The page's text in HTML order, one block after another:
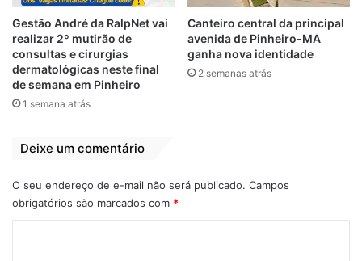
responderam.
Brandão, Edivaldo e Roberto Rocha estão
empatados tecnicamente na segunda
colocação, bem distante do líder. Vale
lembrar que esta pesquisa já não conta
reiteradamente afirma que não pretende ser
Rejeição
Gestão André da RalpNet vai
realizar 2º mutirão de
consultas e cirurgias
dermatológicas neste final
de semana em Pinheiro
1 semana atrás
Canteiro central da principal
avenida de Pinheiro-MA
ganha nova identidade
2 semanas atrás
Deixe um comentário
O seu endereço de e-mail não será publicado. Campos
obrigatórios são marcados com *